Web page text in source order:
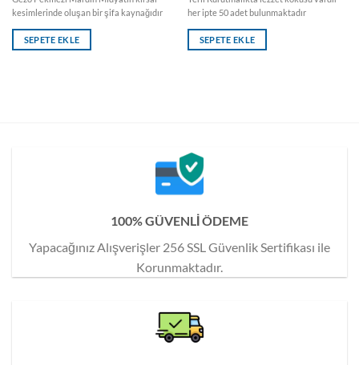
kesimlerinde oluşan bir şifa kaynağıdır
SEPETE EKLE
₺370,00.fiyat:
₺300,00.
her ipte 50 adet bulunmaktadır
SEPETE EKLE
100% GÜVENLİ ÖDEME
Yapacağınız Alışverişler 256 SSL Güvenlik Sertifikası ile
Korunmaktadır.